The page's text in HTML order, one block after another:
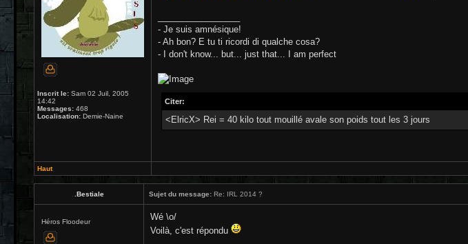
Inscrit le: Sam 02 Juil, 2005
14:42
Messages: 468
Localisation: Demie-Naine
- Je suis amnésique!
- Ah bon? E tu ti ricordi di qualche cosa?
- I don't know... but... just that... I am perfect
Citer:
<ElricX> Rei = 40 kilo tout mouillé avale son poids tout les 3 jours
Haut
.Bestiale Sujet du message: Re: IRL 2014 ?
Héros Floodeur
Wé \o/
Voilà, c'est répondu